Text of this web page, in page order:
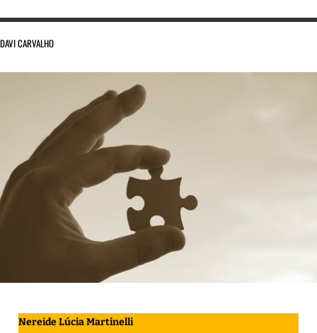
DAVI CARVALHO
Nereide Lúcia Martinelli